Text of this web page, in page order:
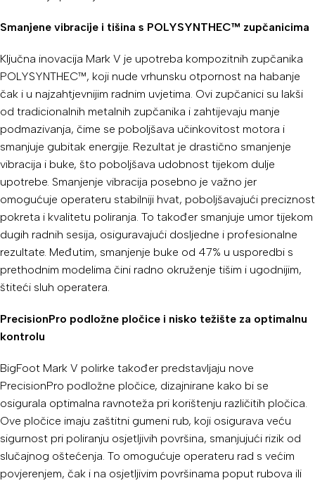
Smanjene vibracije i tišina s POLYSYNTHEC™ zupčanicima
Ključna inovacija Mark V je upotreba kompozitnih zupčanika
POLYSYNTHEC™, koji nude vrhunsku otpornost na habanje
čak i u najzahtjevnijim radnim uvjetima. Ovi zupčanici su lakši
od tradicionalnih metalnih zupčanika i zahtijevaju manje
podmazivanja, čime se poboljšava učinkovitost motora i
smanjuje gubitak energije. Rezultat je drastično smanjenje
vibracija i buke, što poboljšava udobnost tijekom dulje
upotrebe. Smanjenje vibracija posebno je važno jer
omogućuje operateru stabilniji hvat, poboljšavajući preciznost
pokreta i kvalitetu poliranja. To također smanjuje umor tijekom
dugih radnih sesija, osiguravajući dosljedne i profesionalne
rezultate. Međutim, smanjenje buke od 47% u usporedbi s
prethodnim modelima čini radno okruženje tišim i ugodnijim,
štiteći sluh operatera.
PrecisionPro podložne pločice i nisko težište za optimalnu
kontrolu
BigFoot Mark V polirke također predstavljaju nove
PrecisionPro podložne pločice, dizajnirane kako bi se
osigurala optimalna ravnoteža pri korištenju različitih pločica.
Ove pločice imaju zaštitni gumeni rub, koji osigurava veću
sigurnost pri poliranju osjetljivih površina, smanjujući rizik od
slučajnog oštećenja. To omogućuje operateru rad s većim
povjerenjem, čak i na osjetljivim površinama poput rubova ili